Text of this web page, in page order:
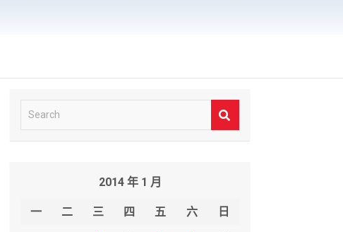
e
2014 年 1 月
一 二 三 四 五 六
日